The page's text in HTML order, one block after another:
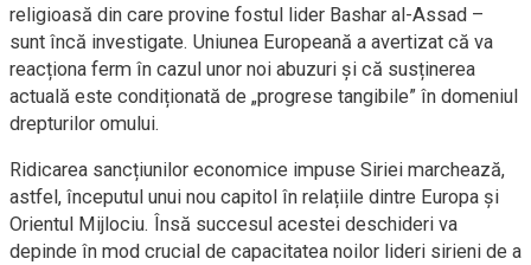
religioasă din care provine fostul lider Bashar al-Assad –
sunt încă investigate. Uniunea Europeană a avertizat că va
reacționa ferm în cazul unor noi abuzuri și că susținerea
actuală este condiționată de „progrese tangibile” în domeniul
drepturilor omului.
Ridicarea sancțiunilor economice impuse Siriei marchează,
astfel, începutul unui nou capitol în relațiile dintre Europa și
Orientul Mijlociu. Însă succesul acestei deschideri va
depinde în mod crucial de capacitatea noilor lideri sirieni de a